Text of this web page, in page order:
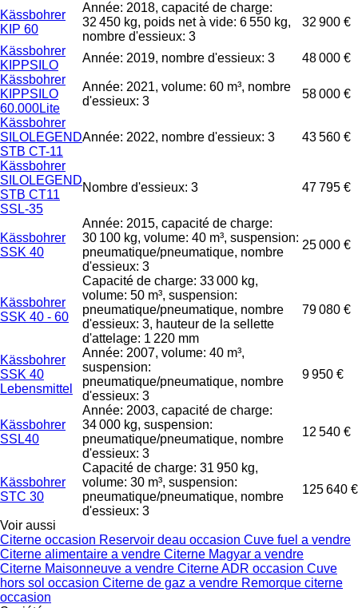
Kässbohrer
KIP 60
Année: 2018, capacité de charge:
32 450 kg, poids net à vide: 6 550 kg,
nombre d'essieux: 3
32 900 €
Kässbohrer
KIPPSILO
Année: 2019, nombre d'essieux: 3
48 000 €
Kässbohrer
KIPPSILO
60.000Lite
Année: 2021, volume: 60 m³, nombre
d'essieux: 3
58 000 €
Kässbohrer
SILOLEGEND
STB CT-11
Année: 2022, nombre d'essieux: 3 43 560 €
Kässbohrer
SILOLEGEND
STB CT11
SSL-35
Nombre d'essieux: 3 47 795 €
Kässbohrer
SSK 40
Année: 2015, capacité de charge:
30 100 kg, volume: 40 m³, suspension:
pneumatique/pneumatique, nombre
d'essieux: 3
25 000 €
Kässbohrer
SSK 40 - 60
Capacité de charge: 33 000 kg,
volume: 50 m³, suspension:
pneumatique/pneumatique, nombre
d'essieux: 3, hauteur de la sellette
d'attelage: 1 220 mm
79 080 €
Kässbohrer
SSK 40
Lebensmittel
Année: 2007, volume: 40 m³,
suspension:
pneumatique/pneumatique, nombre
d'essieux: 3
9 950 €
Kässbohrer
SSL40
Année: 2003, capacité de charge:
34 000 kg, suspension:
pneumatique/pneumatique, nombre
d'essieux: 3
12 540 €
Kässbohrer
STC 30
Capacité de charge: 31 950 kg,
volume: 30 m³, suspension:
pneumatique/pneumatique, nombre
d'essieux: 3
125 640 €
Voir aussi
Citerne occasion Reservoir deau occasion Cuve fuel a vendre
Citerne alimentaire a vendre Citerne Magyar a vendre
Citerne Maisonneuve a vendre Citerne ADR occasion Cuve
hors sol occasion Citerne de gaz a vendre Remorque citerne
occasion